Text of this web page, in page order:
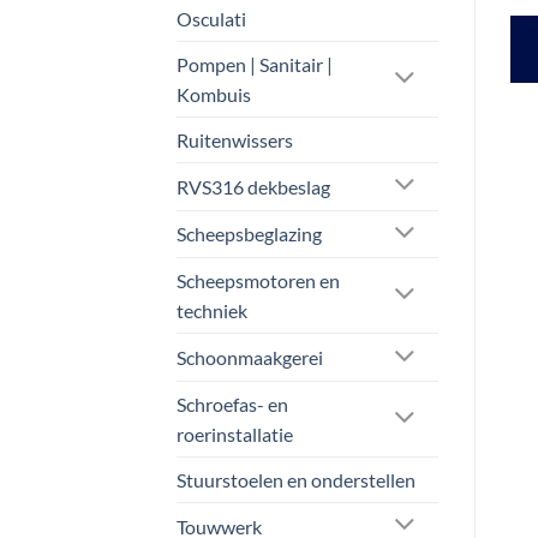
Osculati
Pompen | Sanitair |
Kombuis
Ruitenwissers
RVS316 dekbeslag
Scheepsbeglazing
Scheepsmotoren en
techniek
Schoonmaakgerei
Schroefas- en
roerinstallatie
Stuurstoelen en onderstellen
Touwwerk
Oorspronkelijke
Huidige
prijs
€ 29,25.
ex btw
WINKELWAGEN
WINKELWAGEN